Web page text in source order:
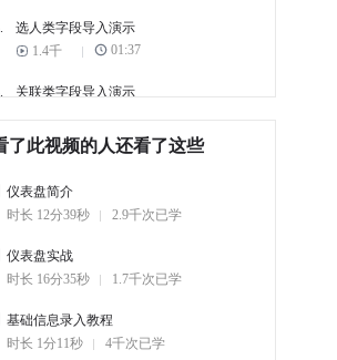
选人类字段导入演示
1.4千
01:37
关联类字段导入演示
了此视频的人还看了这些
仪表盘简介
时长 12分39秒
2.9千次已学
仪表盘实战
时长 16分35秒
1.7千次已学
基础信息录入教程
时长 1分11秒
4千次已学